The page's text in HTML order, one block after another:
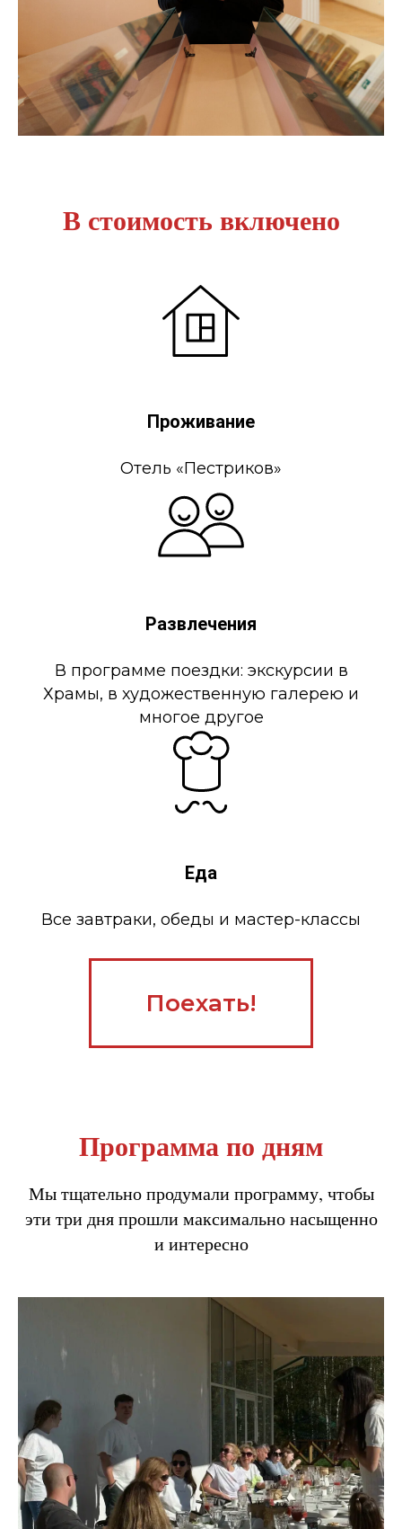
В стоимость включено
Проживание
Отель «Пестриков»
Развлечения
В программе поездки: экскурсии в
Храмы, в художественную галерею и
многое другое
Еда
Все завтраки, обеды и мастер-классы
Поехать!
Программа по дням
Мы тщательно продумали программу, чтобы
эти три дня прошли максимально насыщенно
и интересно